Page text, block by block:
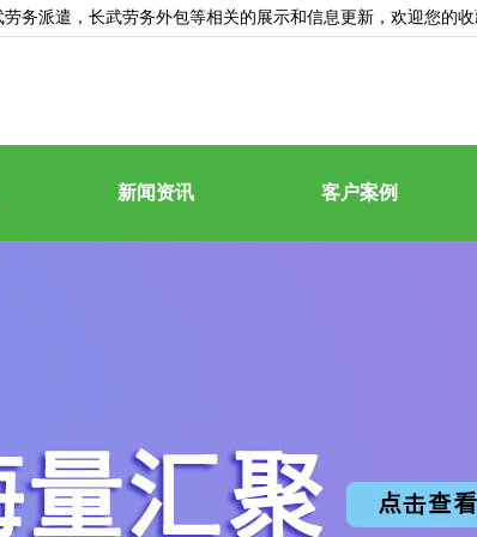
劳务派遣，长武劳务外包等相关的展示和信息更新，欢迎您的收
新闻资讯 客户案例